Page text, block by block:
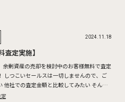
査定実施】
余剰資産の売却を検討中のお客様無料で査定
しつこいセールスは一切しませんので、ご
他社での査定金額と比較してみたい そんな
お問い合わせください。 2024.11.23(Sa […]
2024.11.18